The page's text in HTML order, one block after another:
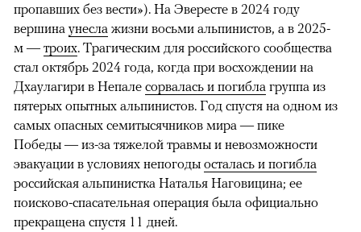
пропавших без вести»). На Эвересте в 2024 году
вершина унесла жизни восьми альпинистов, а в 2025-
м — троих. Трагическим для российского сообщества
стал октябрь 2024 года, когда при восхождении на
Дхаулагири в Непале сорвалась и погибла группа из
пятерых опытных альпинистов. Год спустя на одном из
самых опасных семитысячников мира — пике
Победы — из-за тяжелой травмы и невозможности
эвакуации в условиях непогоды осталась и погибла
российская альпинистка Наталья Наговицина; ее
поисково-спасательная операция была официально
прекращена спустя 11 дней.